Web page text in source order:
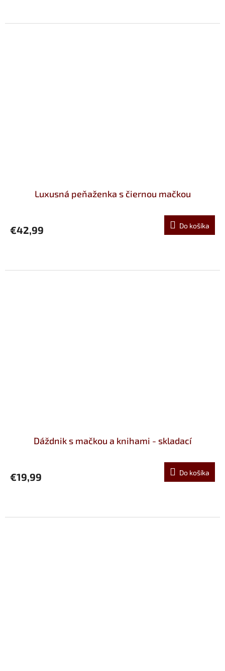
Luxusná peňaženka s čiernou mačkou
€42,99 Do košíka
Dáždnik s mačkou a knihami - skladací
€19,99 Do košíka